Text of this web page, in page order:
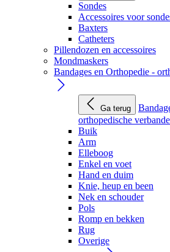
Sondes
Accessoires voor
Baxters
Catheters
Pillendozen en accessoires
Mondmaskers
Bandages en Orthopedie -
Ga terug
orthopedische
Buik
Arm
Elleboog
Enkel en voet
Hand en duim
Knie, heup en been
Nek en schouder
Pols
Romp en bekken
Rug
Overige